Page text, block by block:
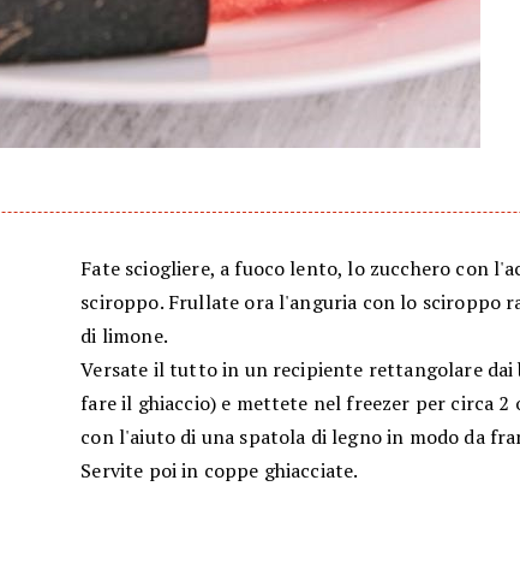
Fate sciogliere, a fuoco lento, lo zucchero con
sciroppo. Frullate ora l'anguria con lo sciroppo
di limone.
Versate il tutto in un recipiente rettangolare dai
fare il ghiaccio) e mettete nel freezer per circa 2
con l'aiuto di una spatola di legno in modo da
Servite poi in coppe ghiacciate.